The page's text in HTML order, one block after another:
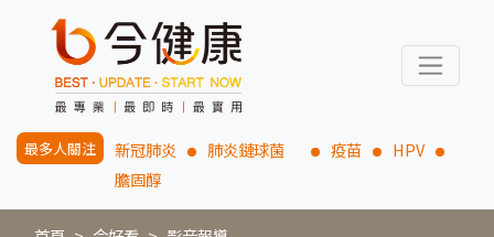
最多人關注 新冠肺炎 肺炎鏈球菌 疫苗
HPV
膽固醇